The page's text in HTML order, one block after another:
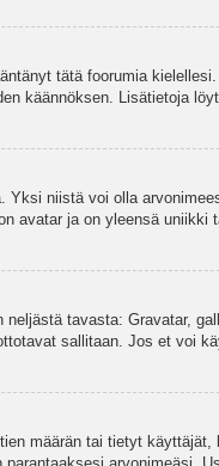
tätä foorumia
käännöksen. Lisätietoja
niistä voi olla
avatar ja on yleensä uniikki
tavasta: Gravatar,
sallitaan. Jos et voi
määrän tai tietyt